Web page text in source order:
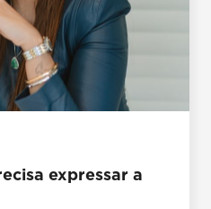
expressar a